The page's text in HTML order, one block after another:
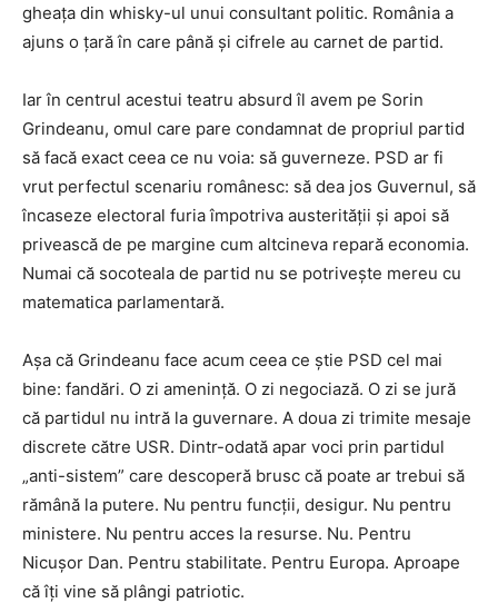
gheața din whisky-ul unui consultant politic. România a
ajuns o țară în care până și cifrele au carnet de partid.
Iar în centrul acestui teatru absurd îl avem pe Sorin
Grindeanu, omul care pare condamnat de propriul partid
să facă exact ceea ce nu voia: să guverneze. PSD ar fi
vrut perfectul scenariu românesc: să dea jos Guvernul, să
încaseze electoral furia împotriva austerității și apoi să
privească de pe margine cum altcineva repară economia.
Numai că socoteala de partid nu se potrivește mereu cu
matematica parlamentară.
Așa că Grindeanu face acum ceea ce știe PSD cel mai
bine: fandări. O zi amenință. O zi negociază. O zi se jură
că partidul nu intră la guvernare. A doua zi trimite mesaje
discrete către USR. Dintr-odată apar voci prin partidul
„anti-sistem” care descoperă brusc că poate ar trebui să
rămână la putere. Nu pentru funcții, desigur. Nu pentru
ministere. Nu pentru acces la resurse. Nu. Pentru
Nicușor Dan. Pentru stabilitate. Pentru Europa. Aproape
că îți vine să plângi patriotic.